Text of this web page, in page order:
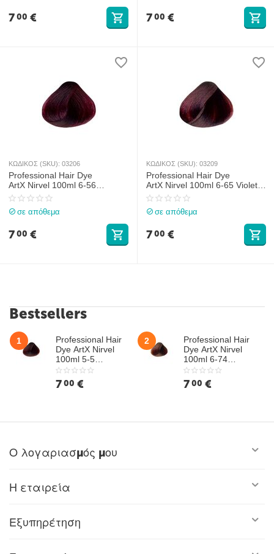
700 € 700 €
ΚΩΔΙΚΟΣ (SKU): 03206
Professional Hair Dye
ArtX Nirvel 100ml 6-56
Burgundy Dark Blonde
σε απόθεμα
700 €
ΚΩΔΙΚΟΣ (SKU): 03209
Professional Hair Dye
ArtX Nirvel 100ml 6-65 Violet
Dark Blonde
σε απόθεμα
700 €
Bestsellers
1
Professional Hair
Dye ArtX Nirvel
100ml 5-5
Mahogany Light
Chestnut
7 00 €
2
Professional Hair
Dye ArtX Nirvel
100ml 6-74
Hazelnut Dark
Chestnut
7 00 €
Ο λογαριασμός μου
Η εταιρεία
Εξυπηρέτηση